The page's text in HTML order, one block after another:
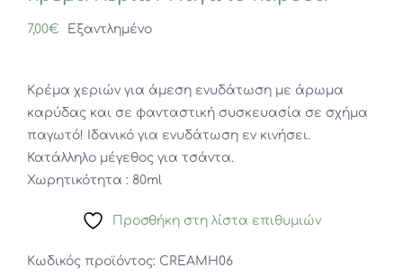
7,00€ Εξαντλημένο
Κρέμα χεριών για άμεση ενυδάτωση με άρωμα
καρύδας και σε φανταστική συσκευασία σε σχήμα
παγωτό! Ιδανικό για ενυδάτωση εν κινήσει.
Κατάλληλο μέγεθος για τσάντα.
Χωρητικότητα : 80ml
Προσθήκη στη λίστα επιθυμιών
Κωδικός προϊόντος: CREAMH06